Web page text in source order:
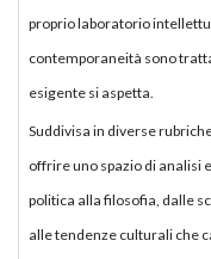
proprio laboratorio
contemporaneità sono
esigente si aspetta.
Suddivisa in diverse
offrire uno spazio di analisi
politica alla filosofia, dalle
alle tendenze culturali che